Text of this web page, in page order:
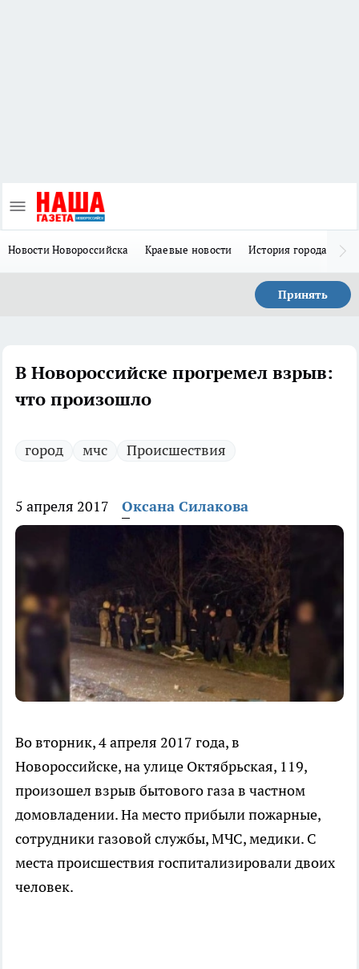
Новости Новороссийска Краевые новости История города Н
Принять
В Новороссийске прогремел взрыв:
что произошло
город мчс Происшествия
5 апреля 2017 Оксана Силакова
Во вторник, 4 апреля 2017 года, в
Новороссийске, на улице Октябрьская, 119,
произошел взрыв бытового газа в частном
домовладении. На место прибыли пожарные,
сотрудники газовой службы, МЧС, медики. С
места происшествия госпитализировали двоих
человек.